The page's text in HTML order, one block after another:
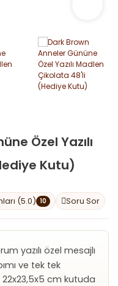
Özel Yazılı
Kutu)
(5.0) 10 Soru Sor
yazılı özel mesajlı
ve tek tek
22x23,5x5 cm kutuda